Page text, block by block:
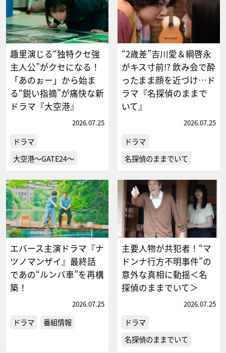
趣里演じる“独特クセ強
主人公”がクセになる！
「あのぉー」から始ま
る“鋭い指摘”が痛快な新
ドラマ『大空港』
2026.07.25
ドラマ
大空港～GATE24～
“2歳差”吉川愛＆綱啓永
がキス寸前!? 飲み会で酔
ったまま顔を近づけ…ド
ラマ『名探偵のままで
いて』
2026.07.25
ドラマ
名探偵のままでいて
エバース主演ドラマ『ナ
ツノマンザイ』最終話
であの“ルンバ車”を再構
築！
2026.07.25
ドラマ 番組情報
主要人物が共犯者！“マ
ドンナ行方不明事件”の
意外な真相に動揺＜名
探偵のままでいて＞
2026.07.25
ドラマ
名探偵のままでいて